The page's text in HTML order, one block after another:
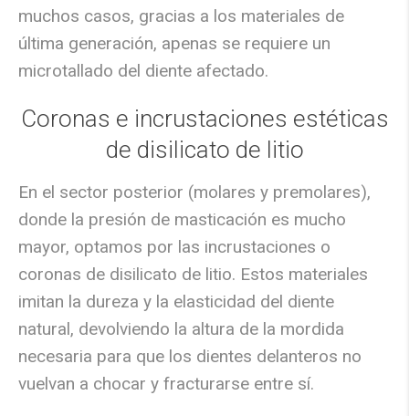
muchos casos, gracias a los materiales de
última generación, apenas se requiere un
microtallado del diente afectado.
Coronas e incrustaciones estéticas
de disilicato de litio
En el sector posterior (molares y premolares),
donde la presión de masticación es mucho
mayor, optamos por las incrustaciones o
coronas de disilicato de litio. Estos materiales
imitan la dureza y la elasticidad del diente
natural, devolviendo la altura de la mordida
necesaria para que los dientes delanteros no
vuelvan a chocar y fracturarse entre sí.